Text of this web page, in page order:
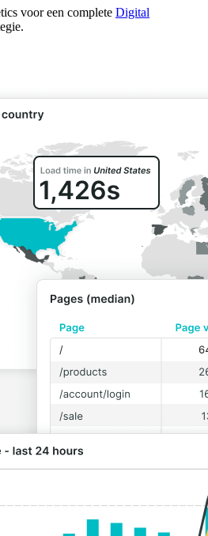
voor een complete Digital